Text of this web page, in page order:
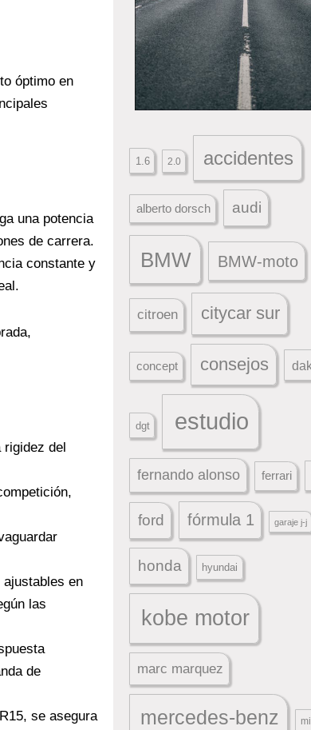
óptimo en
una potencia
de carrera.
constante y
del
en
las
de
se asegura
1.6 2.0 accidentes
alberto dorsch audi
BMW BMW-moto
citroen citycar sur
concept consejos
dgt estudio
fernando alonso ferrari
ford fórmula 1 garaje j-j
honda hyundai
kobe motor
marc marquez
mercedes-benz